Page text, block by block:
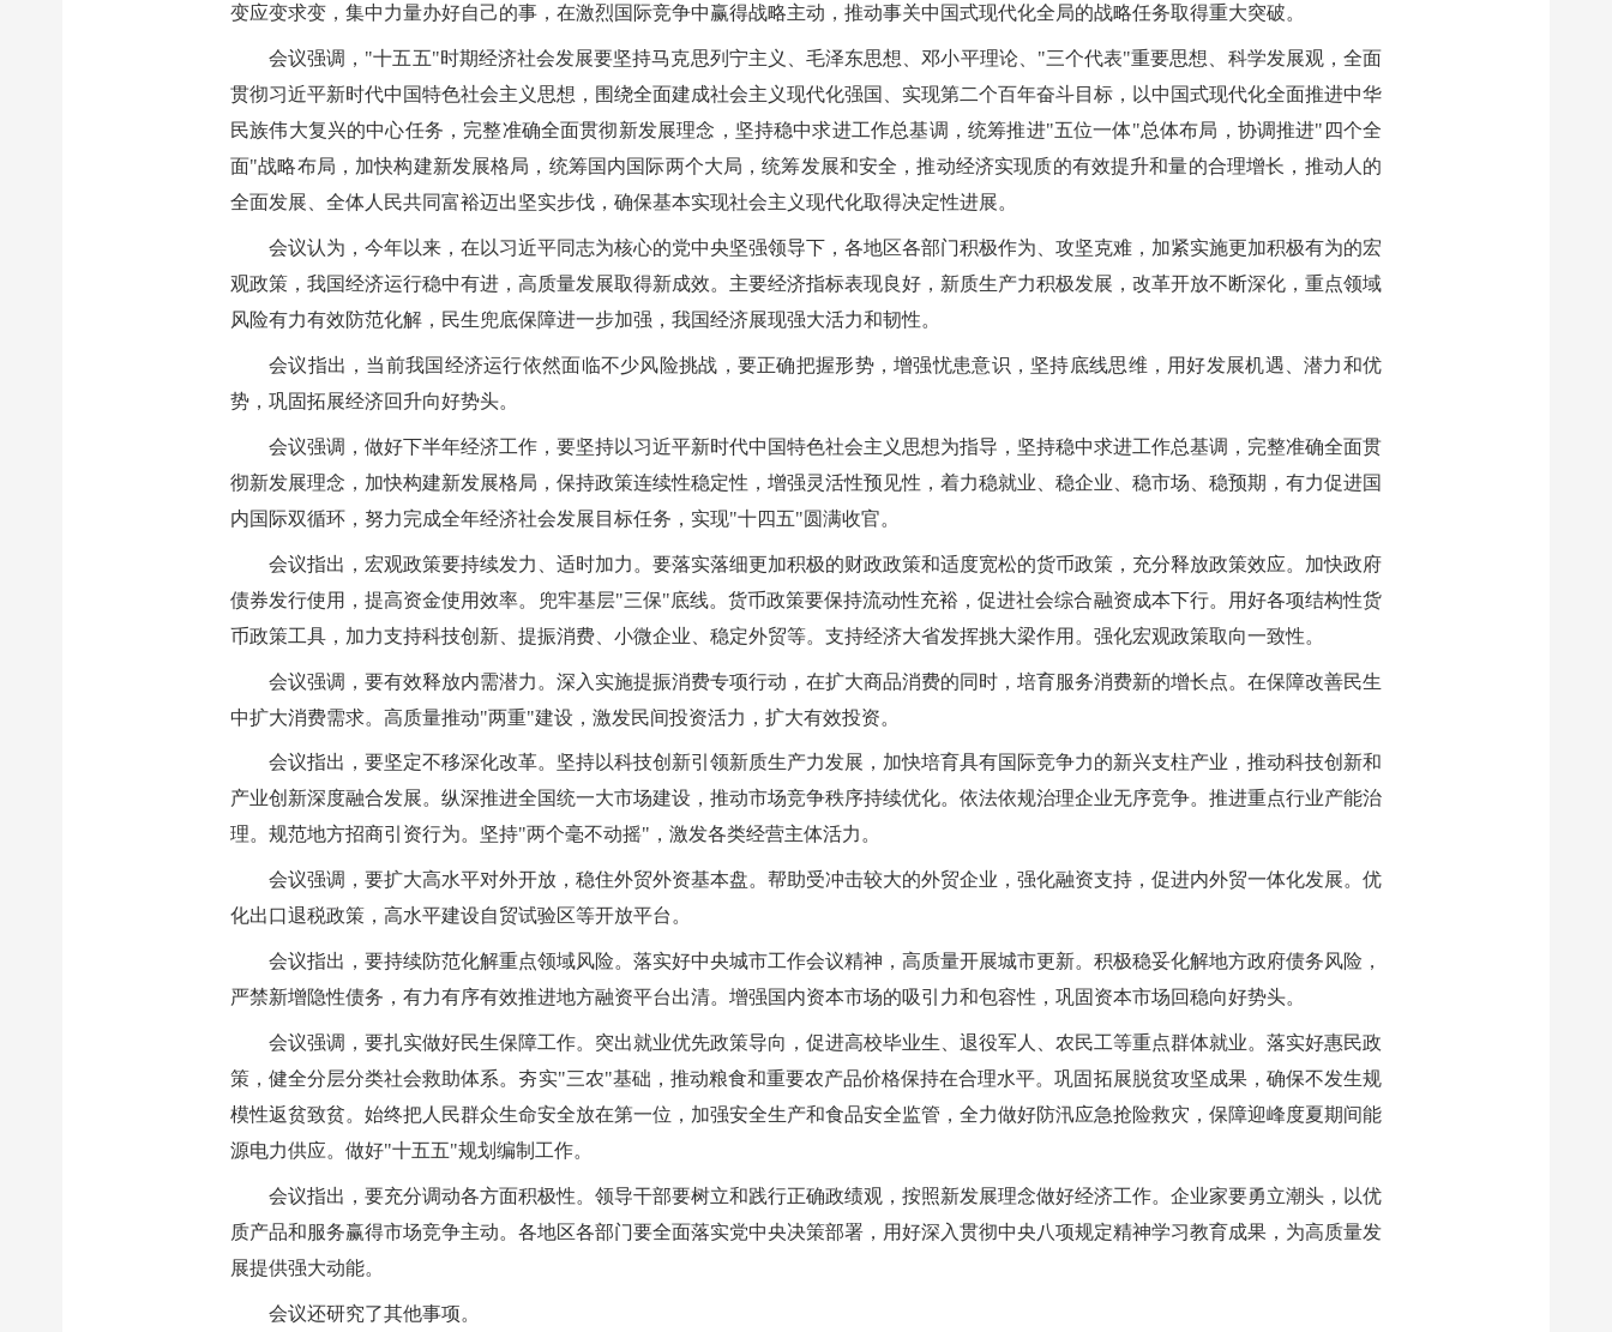
变应变求变，集中力量办好自己的事，在激烈国际竞争中赢得战略主动，推动事关中国式现代化全局的战略任务取得重大突破。
会议强调，"十五五"时期经济社会发展要坚持马克思列宁主义、毛泽东思想、邓小平理论、"三个代表"重要思想、科学发展观，全面
贯彻习近平新时代中国特色社会主义思想，围绕全面建成社会主义现代化强国、实现第二个百年奋斗目标，以中国式现代化全面推进中华
民族伟大复兴的中心任务，完整准确全面贯彻新发展理念，坚持稳中求进工作总基调，统筹推进"五位一体"总体布局，协调推进"四个全
面"战略布局，加快构建新发展格局，统筹国内国际两个大局，统筹发展和安全，推动经济实现质的有效提升和量的合理增长，推动人的
全面发展、全体人民共同富裕迈出坚实步伐，确保基本实现社会主义现代化取得决定性进展。
会议认为，今年以来，在以习近平同志为核心的党中央坚强领导下，各地区各部门积极作为、攻坚克难，加紧实施更加积极有为的宏
观政策，我国经济运行稳中有进，高质量发展取得新成效。主要经济指标表现良好，新质生产力积极发展，改革开放不断深化，重点领域
风险有力有效防范化解，民生兜底保障进一步加强，我国经济展现强大活力和韧性。
会议指出，当前我国经济运行依然面临不少风险挑战，要正确把握形势，增强忧患意识，坚持底线思维，用好发展机遇、潜力和优
势，巩固拓展经济回升向好势头。
会议强调，做好下半年经济工作，要坚持以习近平新时代中国特色社会主义思想为指导，坚持稳中求进工作总基调，完整准确全面贯
彻新发展理念，加快构建新发展格局，保持政策连续性稳定性，增强灵活性预见性，着力稳就业、稳企业、稳市场、稳预期，有力促进国
内国际双循环，努力完成全年经济社会发展目标任务，实现"十四五"圆满收官。
会议指出，宏观政策要持续发力、适时加力。要落实落细更加积极的财政政策和适度宽松的货币政策，充分释放政策效应。加快政府
债券发行使用，提高资金使用效率。兜牢基层"三保"底线。货币政策要保持流动性充裕，促进社会综合融资成本下行。用好各项结构性货
币政策工具，加力支持科技创新、提振消费、小微企业、稳定外贸等。支持经济大省发挥挑大梁作用。强化宏观政策取向一致性。
会议强调，要有效释放内需潜力。深入实施提振消费专项行动，在扩大商品消费的同时，培育服务消费新的增长点。在保障改善民生
中扩大消费需求。高质量推动"两重"建设，激发民间投资活力，扩大有效投资。
会议指出，要坚定不移深化改革。坚持以科技创新引领新质生产力发展，加快培育具有国际竞争力的新兴支柱产业，推动科技创新和
产业创新深度融合发展。纵深推进全国统一大市场建设，推动市场竞争秩序持续优化。依法依规治理企业无序竞争。推进重点行业产能治
理。规范地方招商引资行为。坚持"两个毫不动摇"，激发各类经营主体活力。
会议强调，要扩大高水平对外开放，稳住外贸外资基本盘。帮助受冲击较大的外贸企业，强化融资支持，促进内外贸一体化发展。优
化出口退税政策，高水平建设自贸试验区等开放平台。
会议指出，要持续防范化解重点领域风险。落实好中央城市工作会议精神，高质量开展城市更新。积极稳妥化解地方政府债务风险，
严禁新增隐性债务，有力有序有效推进地方融资平台出清。增强国内资本市场的吸引力和包容性，巩固资本市场回稳向好势头。
会议强调，要扎实做好民生保障工作。突出就业优先政策导向，促进高校毕业生、退役军人、农民工等重点群体就业。落实好惠民政
策，健全分层分类社会救助体系。夯实"三农"基础，推动粮食和重要农产品价格保持在合理水平。巩固拓展脱贫攻坚成果，确保不发生规
模性返贫致贫。始终把人民群众生命安全放在第一位，加强安全生产和食品安全监管，全力做好防汛应急抢险救灾，保障迎峰度夏期间能
源电力供应。做好"十五五"规划编制工作。
会议指出，要充分调动各方面积极性。领导干部要树立和践行正确政绩观，按照新发展理念做好经济工作。企业家要勇立潮头，以优
质产品和服务赢得市场竞争主动。各地区各部门要全面落实党中央决策部署，用好深入贯彻中央八项规定精神学习教育成果，为高质量发
展提供强大动能。
会议还研究了其他事项。